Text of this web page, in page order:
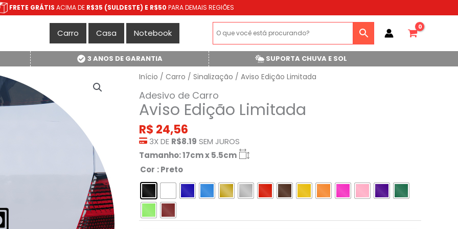
FRETE GRÁTIS ACIMA DE R$35 (SULDESTE) E R$50 PARA DEMAIS REGIÕES
Carro Casa Notebook
3 ANOS DE GARANTIA
SUPORTA CHUVA E SOL
Início / Carro / Sinalização / Aviso Edição Limitada
Adesivo de Carro
Aviso Edição Limitada
R$ 24,56
3X DE R$8.19 SEM JUROS
Tamanho: 17cm x 5.5cm
Cor : Preto